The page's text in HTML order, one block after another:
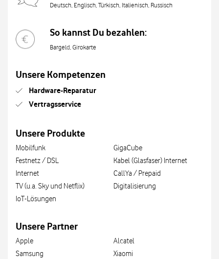
Deutsch, Englisch, Türkisch, Italienisch, Russisch
So kannst Du bezahlen:
Bargeld, Girokarte
Unsere Kompetenzen
Hardware-Reparatur
Vertragsservice
Unsere Produkte
Mobilfunk
Festnetz / DSL
Internet
TV (u.a. Sky und Netflix)
IoT-Lösungen
GigaCube
Kabel (Glasfaser) Internet
CallYa / Prepaid
Digitalisierung
Unsere Partner
Apple
Samsung
Alcatel
Xiaomi